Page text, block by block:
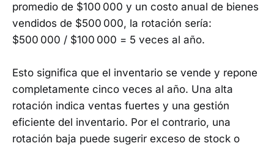
promedio de $100 000 y un costo anual de bienes
vendidos de $500 000, la rotación sería:
$500 000 / $100 000 = 5 veces al año.
Esto significa que el inventario se vende y repone
completamente cinco veces al año. Una alta
rotación indica ventas fuertes y una gestión
eficiente del inventario. Por el contrario, una
rotación baja puede sugerir exceso de stock o